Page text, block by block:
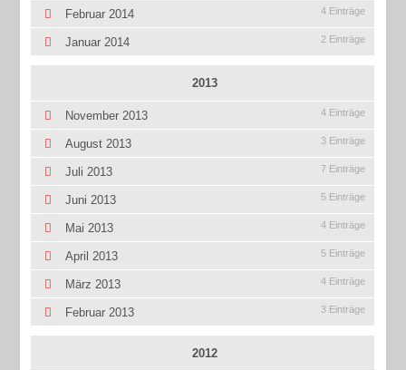
Februar 2014 4 Einträge
Januar 2014 2 Einträge
2013
November 2013 4 Einträge
August 2013 3 Einträge
Juli 2013 7 Einträge
Juni 2013 5 Einträge
Mai 2013 4 Einträge
April 2013 5 Einträge
März 2013 4 Einträge
Februar 2013 3 Einträge
2012